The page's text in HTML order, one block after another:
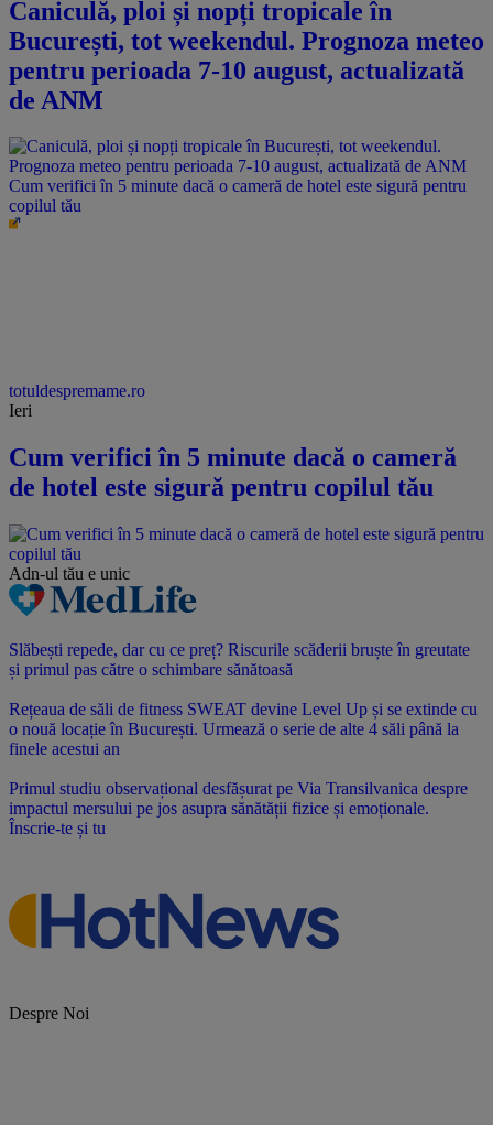
Caniculă, ploi și nopți tropicale în
București, tot weekendul. Prognoza meteo
pentru perioada 7-10 august, actualizată
de ANM
Cum verifici în 5 minute dacă o cameră de hotel este sigură pentru
copilul tău
totuldespremame.ro
Ieri
Cum verifici în 5 minute dacă o cameră
de hotel este sigură pentru copilul tău
Adn-ul tău e unic
Slăbești repede, dar cu ce preț? Riscurile scăderii bruște în greutate
și primul pas către o schimbare sănătoasă
Rețeaua de săli de fitness SWEAT devine Level Up și se extinde cu
o nouă locație în București. Urmează o serie de alte 4 săli până la
finele acestui an
Primul studiu observațional desfășurat pe Via Transilvanica despre
impactul mersului pe jos asupra sănătății fizice și emoționale.
Înscrie-te și tu
Despre Noi